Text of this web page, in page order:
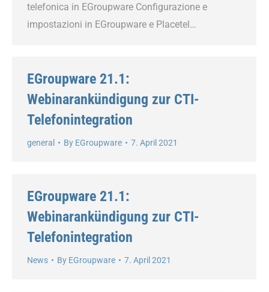
telefonica in EGroupware Configurazione e
impostazioni in EGroupware e Placetel…
EGroupware 21.1:
Webinarankündigung zur CTI-
Telefonintegration
general By EGroupware 7. April 2021
EGroupware 21.1:
Webinarankündigung zur CTI-
Telefonintegration
News By EGroupware 7. April 2021